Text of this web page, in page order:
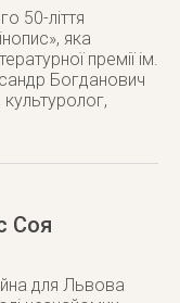
50-ліття
яка
премії ім.
Богданович
Соя
для Львова